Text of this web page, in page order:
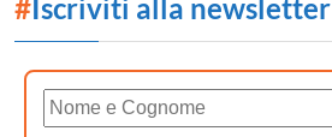
#Iscriviti alla newsletter